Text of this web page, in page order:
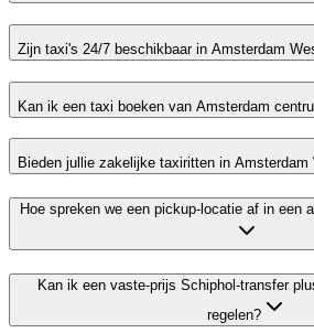
Zijn taxi's 24/7 beschikbaar in Amsterdam
Kan ik een taxi boeken van Amsterdam
Bieden jullie zakelijke taxiritten in Amsterdam
Hoe spreken we een pickup-locatie af in een
Kan ik een vaste-prijs Schiphol-transfer
regelen?